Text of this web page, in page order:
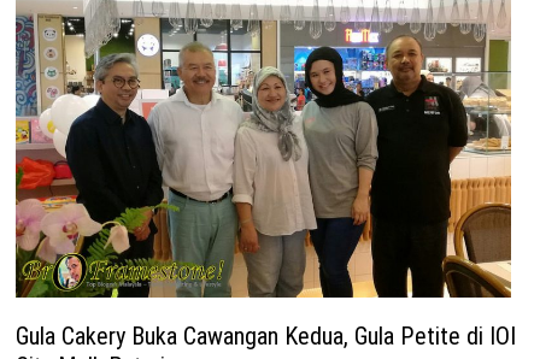
Gula Cakery Buka Cawangan Kedua, Gula Petite di IOI